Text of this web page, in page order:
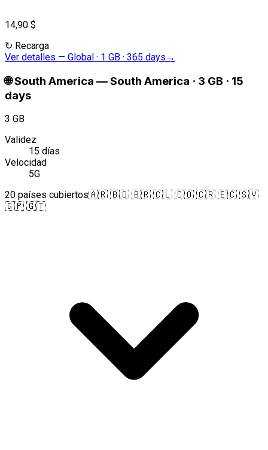
14,90 $
↻ Recarga
Ver detalles — Global · 1 GB · 365 days →
🌐South America —South America · 3 GB · 15
days
3 GB
Validez
15 días
Velocidad
5G
20 países cubiertos🇦🇷 🇧🇴 🇧🇷 🇨🇱 🇨🇴 🇨🇷 🇪🇨 🇸🇻
🇬🇵 🇬🇹